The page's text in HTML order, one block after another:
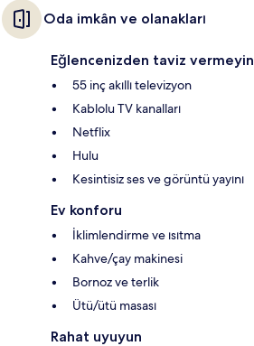
Oda imkân ve olanakları
Eğlencenizden taviz vermeyin
55 inç akıllı televizyon
Kablolu TV kanalları
Netflix
Hulu
Kesintisiz ses ve görüntü yayını
Ev konforu
İklimlendirme ve ısıtma
Kahve/çay makinesi
Bornoz ve terlik
Ütü/ütü masası
Rahat uyuyun